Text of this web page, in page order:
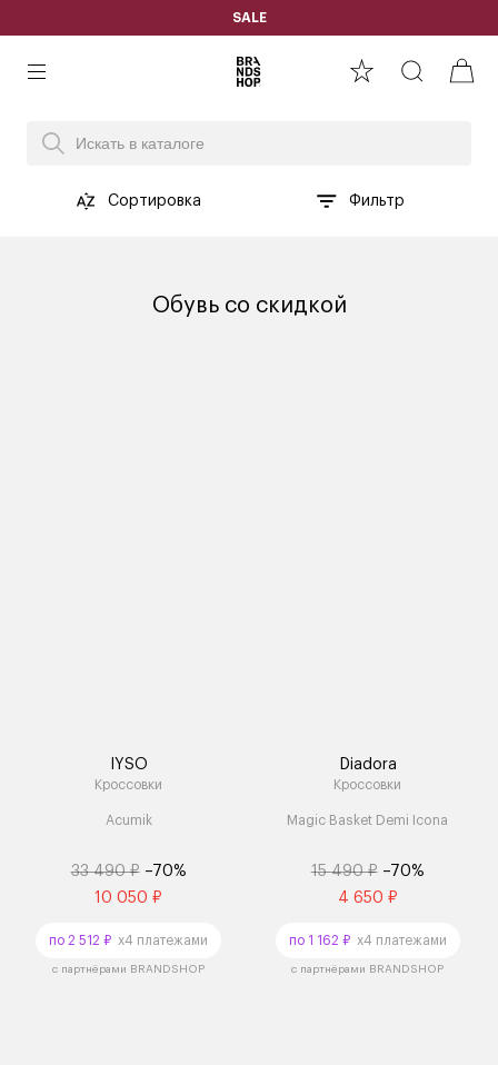
SALE
Сортировка Фильтр
Обувь со скидкой
IYSO
Кроссовки
Acumik
33 490 ₽ –70%
10 050 ₽
по 2 512 ₽ x4 платежами
с партнёрами BRANDSHOP
Diadora
Кроссовки
Magic Basket Demi Icona
15 490 ₽ –70%
4 650 ₽
по 1 162 ₽x4 платежами
с партнёрами BRANDSHOP